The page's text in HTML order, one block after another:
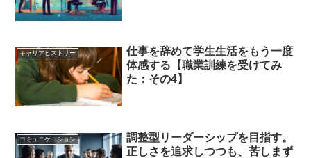
キャリアヒストリー
仕事を辞めて学生生活をもう一度
体感する【職業訓練を受けてみ
た：その4】
コミュニケーション
調整型リーダーシップを目指す。
正しさを追求しつつも、苦しまず